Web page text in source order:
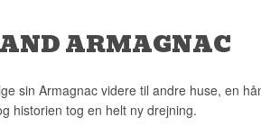
ARMAGNAC
sin Armagnac videre til andre huse, en
historien tog en helt ny drejning.